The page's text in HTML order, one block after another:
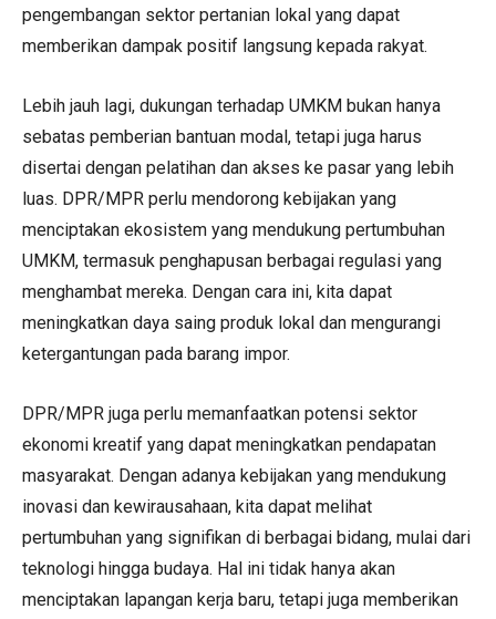
pengembangan sektor pertanian lokal yang dapat
memberikan dampak positif langsung kepada rakyat.
Lebih jauh lagi, dukungan terhadap UMKM bukan hanya
sebatas pemberian bantuan modal, tetapi juga harus
disertai dengan pelatihan dan akses ke pasar yang lebih
luas. DPR/MPR perlu mendorong kebijakan yang
menciptakan ekosistem yang mendukung pertumbuhan
UMKM, termasuk penghapusan berbagai regulasi yang
menghambat mereka. Dengan cara ini, kita dapat
meningkatkan daya saing produk lokal dan mengurangi
ketergantungan pada barang impor.
DPR/MPR juga perlu memanfaatkan potensi sektor
ekonomi kreatif yang dapat meningkatkan pendapatan
masyarakat. Dengan adanya kebijakan yang mendukung
inovasi dan kewirausahaan, kita dapat melihat
pertumbuhan yang signifikan di berbagai bidang, mulai dari
teknologi hingga budaya. Hal ini tidak hanya akan
menciptakan lapangan kerja baru, tetapi juga memberikan